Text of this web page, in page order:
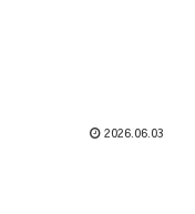
2026.06.03